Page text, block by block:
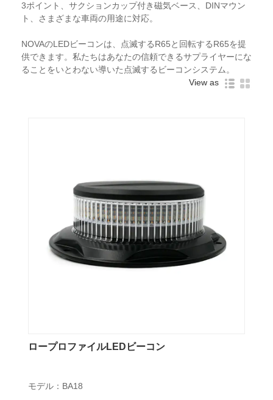
3ポイント、サクションカップ付き磁気ベース、DINマウン
ト、さまざまな車両の用途に対応。
NOVAのLEDビーコンは、点滅するR65と回転するR65を提
供できます。私たちはあなたの信頼できるサプライヤーにな
ることをいとわない導いた 点滅するビーコンシステム。
View as
ロープロファイルLEDビーコン
モデル：BA18